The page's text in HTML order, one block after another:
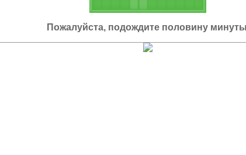
Пожалуйста, подождите половину